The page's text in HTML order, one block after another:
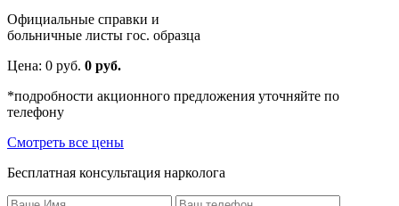
Официальные справки и
больничные листы гос. образца
Цена: 0 руб. 0 руб.
*подробности акционного предложения уточняйте по
телефону
Смотреть все цены
Бесплатная консультация нарколога